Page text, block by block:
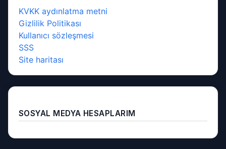
KVKK aydınlatma metni
Gizlilik Politikası
Kullanıcı sözleşmesi
SSS
Site haritası
SOSYAL MEDYA HESAPLARIM